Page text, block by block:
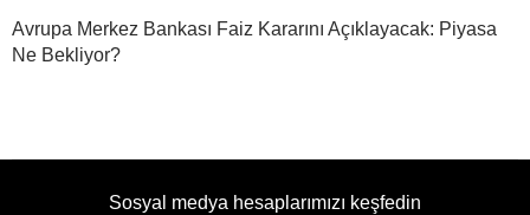
Avrupa Merkez Bankası Faiz Kararını Açıklayacak: Piyasa
Ne Bekliyor?
Sosyal medya hesaplarımızı keşfedin